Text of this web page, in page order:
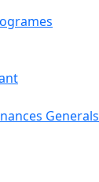
Generals